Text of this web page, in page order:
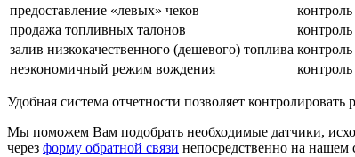
предоставление «левых» чеков
продажа топливных талонов
залив низкокачественного (дешевого) топлива
неэкономичный режим вождения
Удобная система отчетности позволяет
Мы поможем Вам подобрать необходимые датчики,
через форму обратной связи непосредственно на нашем